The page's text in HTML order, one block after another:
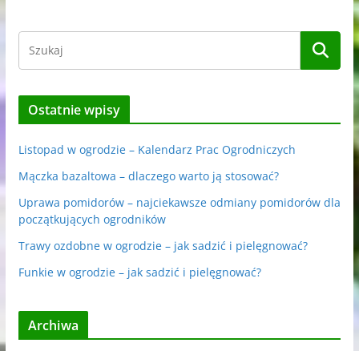
Ostatnie wpisy
Listopad w ogrodzie – Kalendarz Prac Ogrodniczych
Mączka bazaltowa – dlaczego warto ją stosować?
Uprawa pomidorów – najciekawsze odmiany pomidorów dla
początkujących ogrodników
Trawy ozdobne w ogrodzie – jak sadzić i pielęgnować?
Funkie w ogrodzie – jak sadzić i pielęgnować?
Archiwa